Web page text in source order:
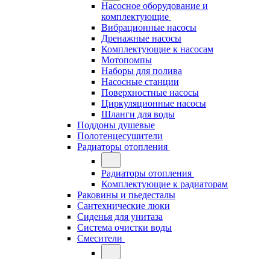
Насосное оборудование и
комплектующие
Вибрационные насосы
Дренажные насосы
Комплектующие к насосам
Мотопомпы
Наборы для полива
Насосные станции
Поверхностные насосы
Циркуляционные насосы
Шланги для воды
Поддоны душевые
Полотенцесушители
Радиаторы отопления
Радиаторы отопления
Комплектующие к радиаторам
Раковины и пьедесталы
Сантехнические люки
Сиденья для унитаза
Система очистки воды
Смесители